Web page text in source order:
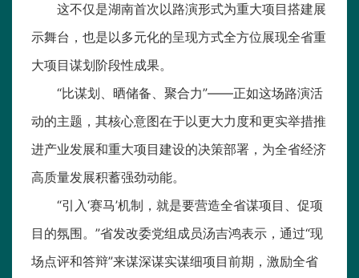
这不仅是湖南首次以路演形式为重大项目搭建展
示舞台，也是以多元化的呈现方式全方位展现全省重
大项目谋划阶段性成果。
“比谋划、晒储备、聚合力”——正如这场路演活
动的主题，其核心意图在于以更大力度和更实举措推
进产业发展和重大项目建设的决策部署，为全省经济
高质量发展积蓄强劲动能。
“引入‘赛马’机制，就是要营造全省谋项目、促项
目的氛围。”省发改委党组成员汤吉鸿表示，通过“现
场点评和答辩”来谋深谋实谋细项目前期，激励全省